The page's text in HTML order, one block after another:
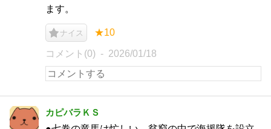
ます。
ナイス ★10
コメント(0) 2026/01/18
カピバラＫＳ